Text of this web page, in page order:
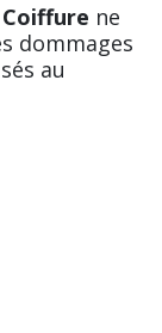
Coiffure ne
dommages
au